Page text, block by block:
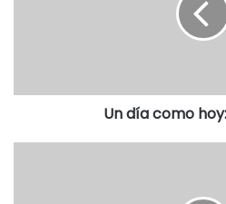
Un día como